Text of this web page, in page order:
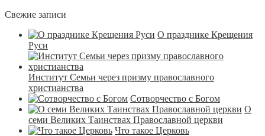
Свежие записи
О празднике Крещения
Руси
Институт Семьи через призму православного
христианства
Сотворчество с Богом
О
семи Великих Таинствах Православной церкви
Что такое Церковь